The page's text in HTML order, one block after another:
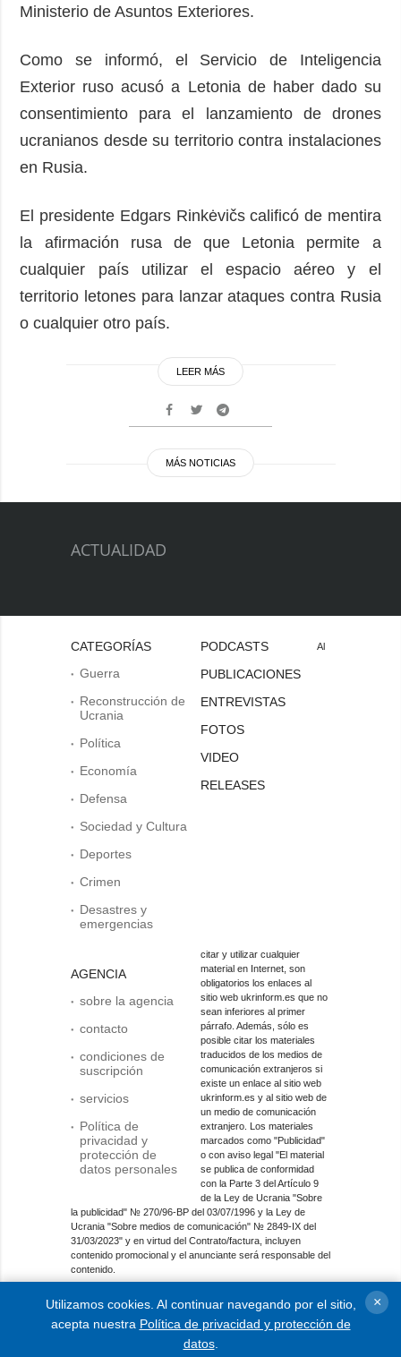
Ministerio de Asuntos Exteriores.
Como se informó, el Servicio de Inteligencia
Exterior ruso acusó a Letonia de haber dado su
consentimiento para el lanzamiento de drones
ucranianos desde su territorio contra instalaciones
en Rusia.
El presidente Edgars Rinkėvičs calificó de mentira
la afirmación rusa de que Letonia permite a
cualquier país utilizar el espacio aéreo y el
territorio letones para lanzar ataques contra Rusia
o cualquier otro país.
LEER MÁS
MÁS NOTICIAS
ACTUALIDAD
CATEGORÍAS
Guerra
Reconstrucción de
Ucrania
Política
Economía
Defensa
Sociedad y Cultura
Deportes
Crimen
Desastres y
emergencias
AGENCIA
sobre la agencia
contacto
condiciones de
suscripción
servicios
Política de
privacidad y
protección de
datos personales
PODCASTS
PUBLICACIONES
ENTREVISTAS
FOTOS
VIDEO
RELEASES
Al
citar y utilizar cualquier
material en Internet, son
obligatorios los enlaces al
sitio web ukrinform.es que no
sean inferiores al primer
párrafo. Además, sólo es
posible citar los materiales
traducidos de los medios de
comunicación extranjeros si
existe un enlace al sitio web
ukrinform.es y al sitio web de
un medio de comunicación
extranjero. Los materiales
marcados como "Publicidad"
o con aviso legal "El material
se publica de conformidad
con la Parte 3 del Artículo 9
de la Ley de Ucrania "Sobre
la publicidad" № 270/96-ВР del 03/07/1996 y la Ley de
Ucrania "Sobre medios de comunicación" № 2849-IX del
31/03/2023" y en virtud del Contrato/factura, incluyen
contenido promocional y el anunciante será responsable del
contenido.
Entidad de medios en línea; identificador de medios: R40-
01421.
© 2015-2026 Ukrinform. Todos los derechos reservados.
Utilizamos cookies. Al continuar navegando por el sitio,
acepta nuestra Política de privacidad y protección de
datos.
×